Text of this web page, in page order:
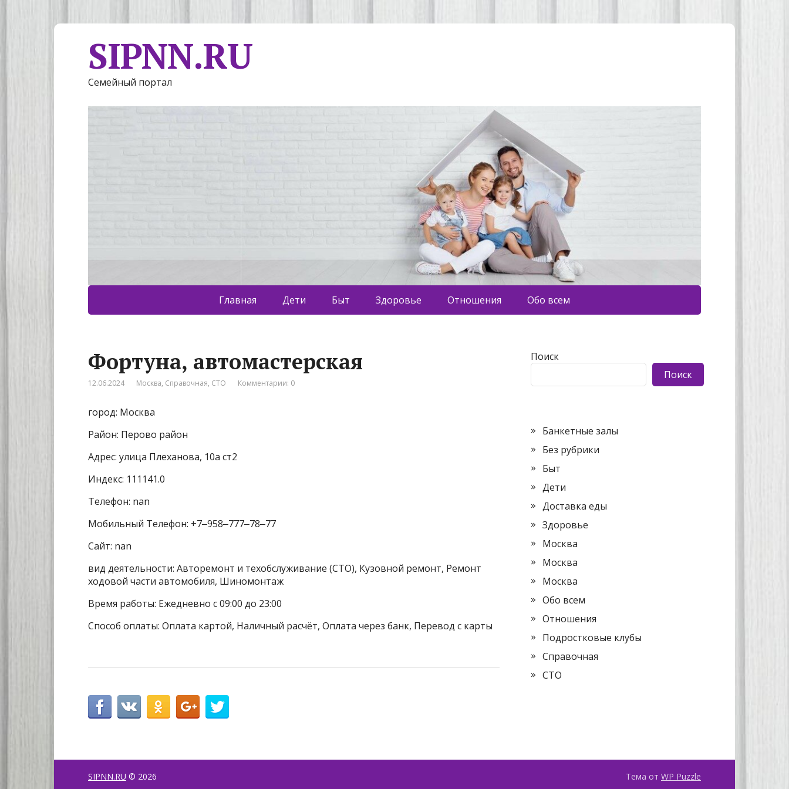
SIPNN.RU
Семейный портал
Главная Дети Быт Здоровье Отношения Обо всем
Фортуна, автомастерская
12.06.2024 Москва, Справочная, СТО Комментарии: 0
город: Москва
Район: Перово район
Адрес: улица Плеханова, 10а ст2
Индекс: 111141.0
Телефон: nan
Мобильный Телефон: +7‒958‒777‒78‒77
Сайт: nan
вид деятельности: Авторемонт и техобслуживание (СТО), Кузовной ремонт, Ремонт
ходовой части автомобиля, Шиномонтаж
Время работы: Ежедневно с 09:00 до 23:00
Способ оплаты: Оплата картой, Наличный расчёт, Оплата через банк, Перевод с карты
Поиск
Поиск
Банкетные залы
Без рубрики
Быт
Дети
Доставка еды
Здоровье
Москва
Москва
Москва
Обо всем
Отношения
Подростковые клубы
Справочная
СТО
SIPNN.RU © 2026 Тема от WP Puzzle